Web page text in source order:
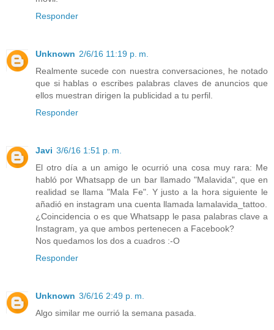
Responder
Unknown 2/6/16 11:19 p. m.
Realmente sucede con nuestra conversaciones, he notado
que si hablas o escribes palabras claves de anuncios que
ellos muestran dirigen la publicidad a tu perfil.
Responder
Javi 3/6/16 1:51 p. m.
El otro día a un amigo le ocurrió una cosa muy rara: Me
habló por Whatsapp de un bar llamado "Malavida", que en
realidad se llama "Mala Fe". Y justo a la hora siguiente le
añadió en instagram una cuenta llamada lamalavida_tattoo.
¿Coincidencia o es que Whatsapp le pasa palabras clave a
Instagram, ya que ambos pertenecen a Facebook?
Nos quedamos los dos a cuadros :-O
Responder
Unknown 3/6/16 2:49 p. m.
Algo similar me ourrió la semana pasada.